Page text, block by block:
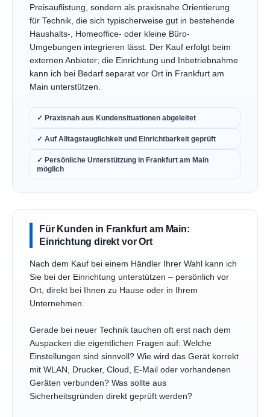
Preisauflistung, sondern als praxisnahe Orientierung
für Technik, die sich typischerweise gut in bestehende
Haushalts-, Homeoffice- oder kleine Büro-
Umgebungen integrieren lässt. Der Kauf erfolgt beim
externen Anbieter; die Einrichtung und Inbetriebnahme
kann ich bei Bedarf separat vor Ort in Frankfurt am
Main unterstützen.
✓ Praxisnah aus Kundensituationen abgeleitet
✓ Auf Alltagstauglichkeit und Einrichtbarkeit geprüft
✓ Persönliche Unterstützung in Frankfurt am Main
möglich
Für Kunden in Frankfurt am Main:
Einrichtung direkt vor Ort
Nach dem Kauf bei einem Händler Ihrer Wahl kann ich
Sie bei der Einrichtung unterstützen – persönlich vor
Ort, direkt bei Ihnen zu Hause oder in Ihrem
Unternehmen.
Gerade bei neuer Technik tauchen oft erst nach dem
Auspacken die eigentlichen Fragen auf: Welche
Einstellungen sind sinnvoll? Wie wird das Gerät korrekt
mit WLAN, Drucker, Cloud, E-Mail oder vorhandenen
Geräten verbunden? Was sollte aus
Sicherheitsgründen direkt geprüft werden?